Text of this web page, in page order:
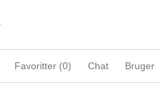
Favoritter (0) Chat Bruger